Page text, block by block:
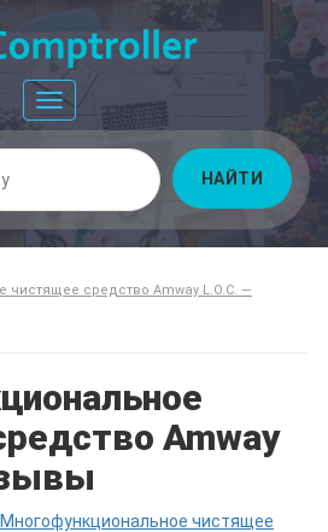
Toggle
navigation
НАЙТИ
чистящее средство Amway L.O.C. —
Amway
чистящее